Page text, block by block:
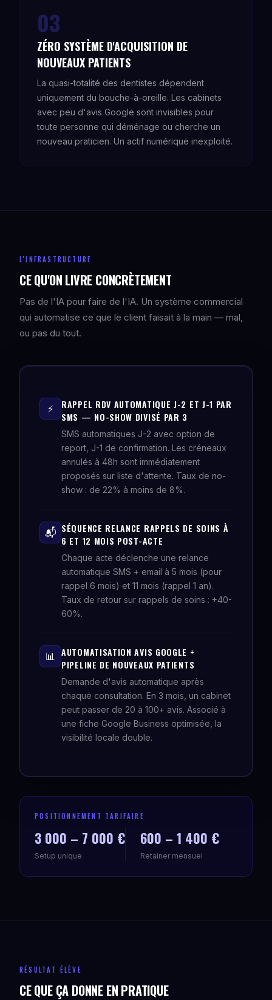
03
ZÉRO SYSTÈME D'ACQUISITION DE
NOUVEAUX PATIENTS
La quasi-totalité des dentistes dépendent
uniquement du bouche-à-oreille. Les cabinets
avec peu d'avis Google sont invisibles pour
toute personne qui déménage ou cherche un
nouveau praticien. Un actif numérique inexploité.
L'INFRASTRUCTURE
CE QU'ON LIVRE CONCRÈTEMENT
Pas de l'IA pour faire de l'IA. Un système commercial
qui automatise ce que le client faisait à la main — mal,
ou pas du tout.
⚡
RAPPEL RDV AUTOMATIQUE J-2 ET J-1 PAR
SMS — NO-SHOW DIVISÉ PAR 3
SMS automatiques J-2 avec option de
report, J-1 de confirmation. Les créneaux
annulés à 48h sont immédiatement
proposés sur liste d'attente. Taux de no-
show : de 22% à moins de 8%.
📬 SÉQUENCE RELANCE RAPPELS DE SOINS À
6 ET 12 MOIS POST-ACTE
Chaque acte déclenche une relance
automatique SMS + email à 5 mois (pour
rappel 6 mois) et 11 mois (rappel 1 an).
Taux de retour sur rappels de soins : +40-
60%.
📊 AUTOMATISATION AVIS GOOGLE +
PIPELINE DE NOUVEAUX PATIENTS
Demande d'avis automatique après
chaque consultation. En 3 mois, un cabinet
peut passer de 20 à 100+ avis. Associé à
une fiche Google Business optimisée, la
visibilité locale double.
POSITIONNEMENT TARIFAIRE
3 000 – 7 000 €
Setup unique
600 – 1 400 €
Retainer mensuel
RÉSULTAT ÉLÈVE
CE QUE ÇA DONNE EN PRATIQUE